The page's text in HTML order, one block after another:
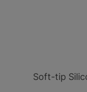
Soft-tip